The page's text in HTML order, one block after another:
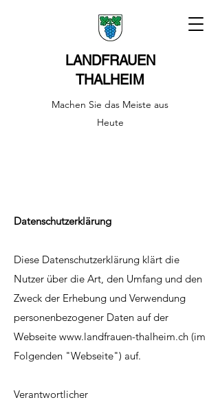
LANDFRAUEN
THALHEIM
Machen Sie das Meiste aus
Heute
Datenschutzerklärung
Diese Datenschutzerklärung klärt die
Nutzer über die Art, den Umfang und den
Zweck der Erhebung und Verwendung
personenbezogener Daten auf der
Webseite www.landfrauen-thalheim.ch (im
Folgenden "Webseite") auf.
Verantwortlicher